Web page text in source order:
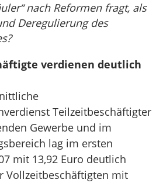
nach Reformen fragt, als
Deregulierung des
verdienen deutlich
Teilzeitbeschäftigter
Gewerbe und im
lag im ersten
mit 13,92 Euro deutlich
Vollzeitbeschäftigten mit